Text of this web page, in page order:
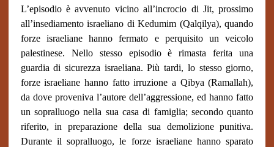
L’episodio è avvenuto vicino all’incrocio di Jit, prossimo
all’insediamento israeliano di Kedumim (Qalqilya), quando
forze israeliane hanno fermato e perquisito un veicolo
palestinese. Nello stesso episodio è rimasta ferita una
guardia di sicurezza israeliana. Più tardi, lo stesso giorno,
forze israeliane hanno fatto irruzione a Qibya (Ramallah),
da dove proveniva l’autore dell’aggressione, ed hanno fatto
un sopralluogo nella sua casa di famiglia; secondo quanto
riferito, in preparazione della sua demolizione punitiva.
Durante il sopralluogo, le forze israeliane hanno sparato